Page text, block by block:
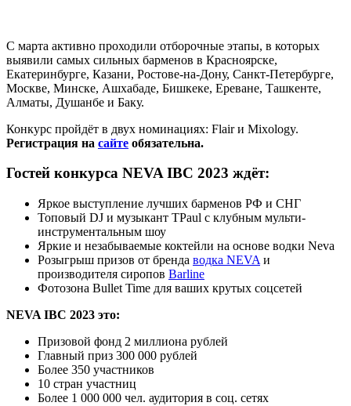
С марта активно проходили отборочные этапы, в которых
выявили самых сильных барменов в Красноярске,
Екатеринбурге, Казани, Ростове-на-Дону, Санкт-Петербурге,
Москве, Минске, Ашхабаде, Бишкеке, Ереване, Ташкенте,
Алматы, Душанбе и Баку.
Конкурс пройдёт в двух номинациях: Flair и Mixology.
Регистрация на сайте обязательна.
Гостей конкурса NEVA IBC 2023 ждёт:
Яркое выступление лучших барменов РФ и СНГ
Топовый DJ и музыкант TPaul с клубным мульти-
инструментальным шоу
Яркие и незабываемые коктейли на основе водки Neva
Розыгрыш призов от бренда водка NEVA и
производителя сиропов Barline
Фотозона Bullet Time для ваших крутых соцсетей
NEVA IBC 2023 это:
Призовой фонд 2 миллиона рублей
Главный приз 300 000 рублей
Более 350 участников
10 стран участниц
Более 1 000 000 чел. аудитория в соц. сетях